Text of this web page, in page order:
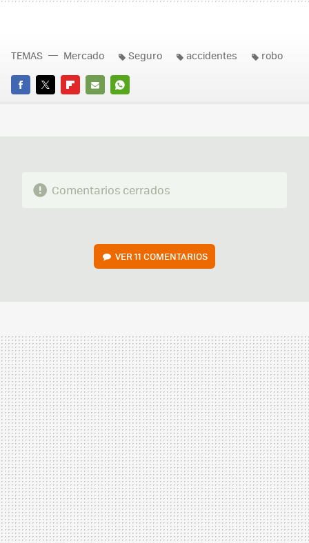
FACEBOOK
TWITTERFLIPBOARD
E-
WHATSAPP
TEMAS Mercado Seguro accidentes robo
Comentarios cerrados
VER 11 COMENTARIOS